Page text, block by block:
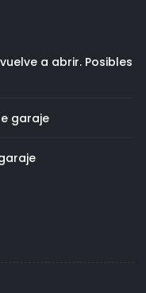
a abrir. Posibles
garaje